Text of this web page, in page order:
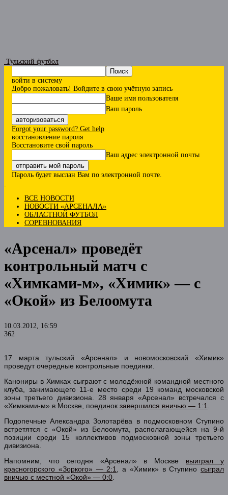
Тульский футбол
войти в систему
Добро пожаловать! Войдите в свою учётную запись
Ваше имя пользователя
Ваш пароль
Forgot your password? Get help
восстановление пароля
Восстановите свой пароль
Ваш адрес электронной почты
Пароль будет выслан Вам по электронной почте.
ВСЕ НОВОСТИ
НОВОСТИ «АРСЕНАЛА»
ОБЛАСТНОЙ ФУТБОЛ
СОРЕВНОВАНИЯ
«Арсенал» проведёт
контрольный матч с
«Химками-м», «Химик» — с
«Окой» из Белоомута
10.03.2012, 16:59
362
17 марта тульский «Арсенал» и новомосковский «Химик»
проведут очередные контрольные поединки.
Канониры в Химках сыграют с молодёжной командной местного
клуба, занимающего 11-е место среди 19 команд московской
зоны третьего дивизиона. 28 января «Арсенал» встречался с
«Химками-м» в Москве, поединок завершился вничью — 1:1
Подопечные Александра Золотарёва в подмосковном Ступино
встретятся с «Окой» из Белоомута, располагающейся на 9-й
позиции среди 15 коллективов подмосковной зоны третьего
дивизиона.
Напомним, что сегодня «Арсенал» в Москве выиграл у
красногорского «Зоркого» — 2:1
, а «Химик» в Ступино сыграл
вничью с местной «Окой» — 0:0